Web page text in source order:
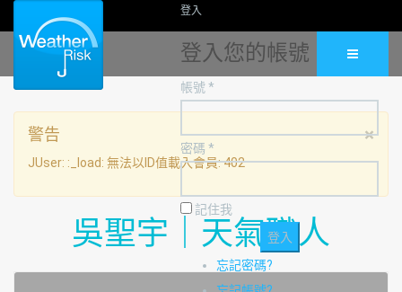
登入
登入您的帳號
帳號 *
密碼 *
記住我
忘記密碼?
×
警告
JUser: :_load: 無法以ID值載入會員: 402
吳聖宇｜天氣職人